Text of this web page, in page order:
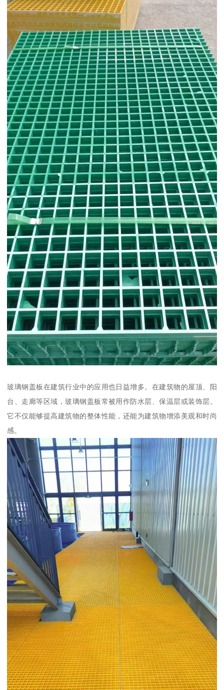
玻璃钢盖板在建筑行业中的应用也日益增多。在建筑物的屋顶、阳
台、走廊等区域，玻璃钢盖板常被用作防水层、保温层或装饰层。
它不仅能够提高建筑物的整体性能，还能为建筑物增添美观和时尚
感。